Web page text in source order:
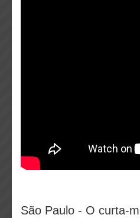
São Paulo - O curta-